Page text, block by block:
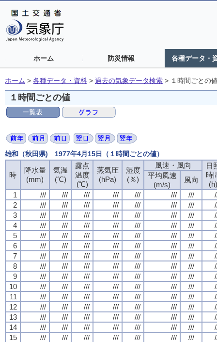
ホーム 防災情報 各種データ・
ホーム > 各種データ・資料 > 過去の気象データ検索 > １時間ごとの
１時間ごとの値
雄和（秋田県) 1977年4月15日（１時間ごとの値）
時
降水量
(mm)
気温
(℃)
露点
温度
(℃)
蒸気圧
(hPa)
湿度
(％)
風速・風向
日
時
(h)
平均風速
(m/s)
風向
1
/// /// /// /// /// /// ///
2
/// /// /// /// /// /// ///
3
/// /// /// /// /// /// ///
4
/// /// /// /// /// /// ///
5
/// /// /// /// /// /// ///
6
/// /// /// /// /// /// ///
7
/// /// /// /// /// /// ///
8
/// /// /// /// /// /// ///
9
/// /// /// /// /// /// ///
10
/// /// /// /// /// /// ///
11
/// /// /// /// /// /// ///
12
/// /// /// /// /// /// ///
13
/// /// /// /// /// /// ///
14
/// /// /// /// /// /// ///
15
/// /// /// /// /// /// ///
時
降水量
(mm)
気温
(℃)
露点
温度
(℃)
蒸気圧
(hPa)
湿度
(％)
風速・風向
日
時
(h)
平均風速
(m/s)
風向
1
/// /// /// /// /// /// ///
2
/// /// /// /// /// /// ///
3
/// /// /// /// /// /// ///
4
/// /// /// /// /// /// ///
5
/// /// /// /// /// /// ///
6
/// /// /// /// /// /// ///
7
/// /// /// /// /// /// ///
8
/// /// /// /// /// /// ///
9
/// /// /// /// /// /// ///
10
/// /// /// /// /// /// ///
11
/// /// /// /// /// /// ///
12
/// /// /// /// /// /// ///
13
/// /// /// /// /// /// ///
14
/// /// /// /// /// /// ///
15
/// /// /// /// /// /// ///
時
降水量
(mm)
気温
(℃)
露点
温度
(℃)
蒸気圧
(hPa)
湿度
(％)
風速・風向
日
時
(h)
平均風速
(m/s)
風向
1
/// /// /// /// /// /// ///
2
/// /// /// /// /// /// ///
3
/// /// /// /// /// /// ///
4
/// /// /// /// /// /// ///
5
/// /// /// /// /// /// ///
6
/// /// /// /// /// /// ///
7
/// /// /// /// /// /// ///
8
/// /// /// /// /// /// ///
9
/// /// /// /// /// /// ///
10
/// /// /// /// /// /// ///
11
/// /// /// /// /// /// ///
12
/// /// /// /// /// /// ///
13
/// /// /// /// /// /// ///
14
/// /// /// /// /// /// ///
15
/// /// /// /// /// /// ///
時
降水量
(mm)
気温
(℃)
露点
温度
(℃)
蒸気圧
(hPa)
湿度
(％)
風速・風向
日
時
(h)
平均風速
(m/s)
風向
1
/// /// /// /// /// /// ///
2
/// /// /// /// /// /// ///
3
/// /// /// /// /// /// ///
4
/// /// /// /// /// /// ///
5
/// /// /// /// /// /// ///
6
/// /// /// /// /// /// ///
7
/// /// /// /// /// /// ///
8
/// /// /// /// /// /// ///
9
/// /// /// /// /// /// ///
10
/// /// /// /// /// /// ///
11
/// /// /// /// /// /// ///
12
/// /// /// /// /// /// ///
13
/// /// /// /// /// /// ///
14
/// /// /// /// /// /// ///
15
/// /// /// /// /// /// ///